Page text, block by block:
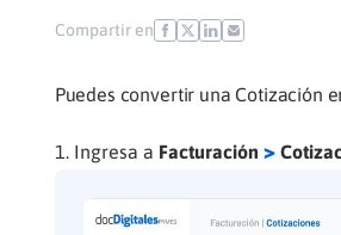
Compartir en
Puedes convertir una Cotización
Ingresa a Facturación >